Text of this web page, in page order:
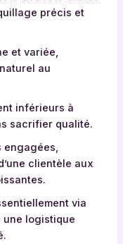
précis et
et variée,
au
inférieurs à
sacrifier qualité.
engagées,
clientèle aux
via
une logistique